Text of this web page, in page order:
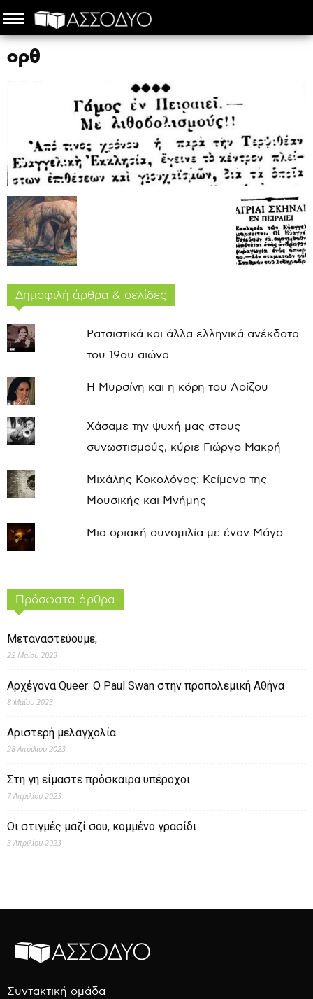
ορθ
Δημοφιλή άρθρα & σελίδες
Ρατσιστικά και άλλα ελληνικά ανέκδοτα
του 19ου αιώνα
Η Μυρσίνη και η κόρη του Λοΐζου
Χάσαμε την ψυχή μας στους
συνωστισμούς, κύριε Γιώργο Μακρή
Μιχάλης Κοκολόγος: Κείμενα της
Μουσικής και Μνήμης
Μια οριακή συνομιλία με έναν Μάγο
Πρόσφατα άρθρα
Μεταναστεύουμε;
22 Μαΐου 2023
Αρχέγονα Queer: O Paul Swan στην προπολεμική Αθήνα
8 Μαΐου 2023
Αριστερή μελαγχολία
28 Απριλίου 2023
Στη γη είμαστε πρόσκαιρα υπέροχοι
7 Απριλίου 2023
Οι στιγμές μαζί σου, κομμένο γρασίδι
3 Απριλίου 2023
Συντακτική ομάδα